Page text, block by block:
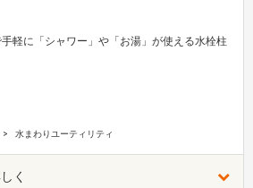
手軽に「シャワー」や「お湯」が使える水栓柱
水まわりユーティリティ
く